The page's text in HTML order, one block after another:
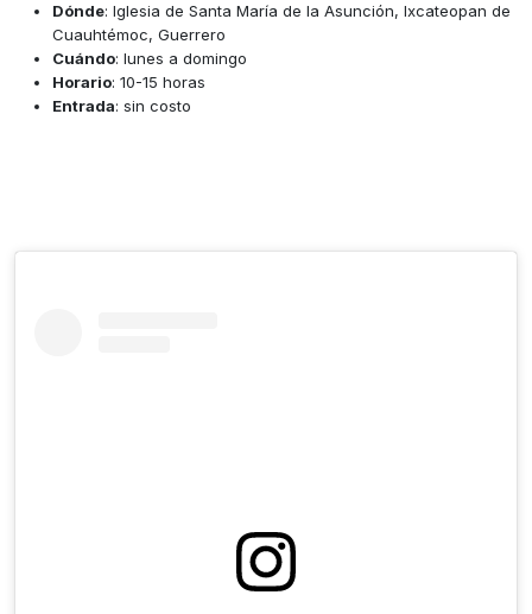
Dónde: Iglesia de Santa María de la Asunción, Ixcateopan de
Cuauhtémoc, Guerrero
Cuándo: lunes a domingo
Horario: 10-15 horas
Entrada: sin costo